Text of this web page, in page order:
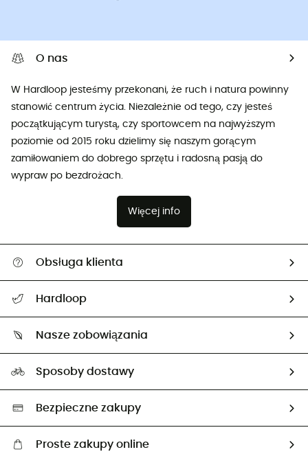
O nas
W Hardloop jesteśmy przekonani, że ruch i natura powinny
stanowić centrum życia. Niezależnie od tego, czy jesteś
początkującym turystą, czy sportowcem na najwyższym
poziomie od 2015 roku dzielimy się naszym gorącym
zamiłowaniem do dobrego sprzętu i radosną pasją do
wypraw po bezdrożach.
Więcej info
Obsługa klienta
Zwrot artykułów i zwrot środków
Hardloop
Ambasadorzy
Nasze zobowiązania
Wybrane produkty eko
Sposoby dostawy
Bezpieczne zakupy
Proste zakupy online